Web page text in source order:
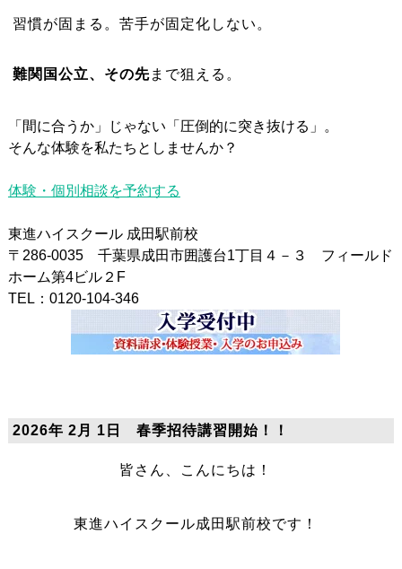
習慣が固まる。苦手が固定化しない。
難関国公立、その先まで狙える。
「間に合うか」じゃない「圧倒的に突き抜ける」。
そんな体験を私たちとしませんか？
体験・個別相談を予約する
東進ハイスクール 成田駅前校
〒286-0035 千葉県成田市囲護台1丁目４－３ フィールド
ホーム第4ビル２F
TEL：0120-104-346
2026年 2月 1日 春季招待講習開始！！
皆さん、こんにちは！
東進ハイスクール成田駅前校です！